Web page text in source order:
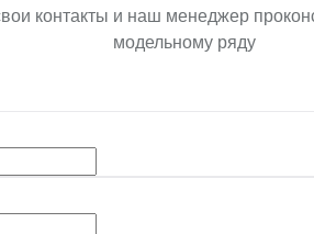
контакты и наш менеджер
модельному ряду